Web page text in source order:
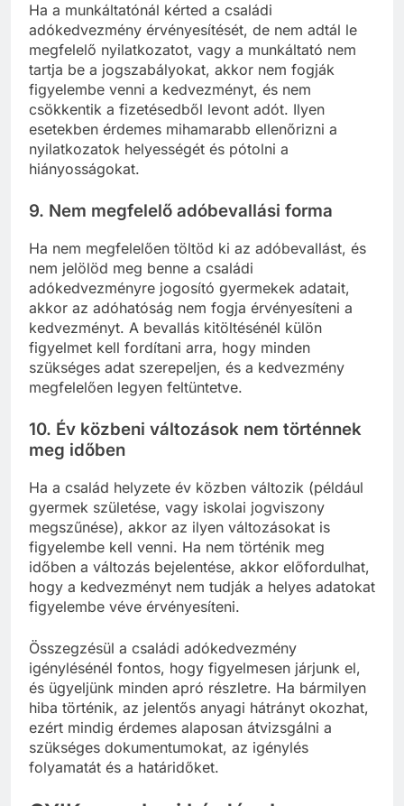
Ha a munkáltatónál kérted a családi
adókedvezmény érvényesítését, de nem adtál le
megfelelő nyilatkozatot, vagy a munkáltató nem
tartja be a jogszabályokat, akkor nem fogják
figyelembe venni a kedvezményt, és nem
csökkentik a fizetésedből levont adót. Ilyen
esetekben érdemes mihamarabb ellenőrizni a
nyilatkozatok helyességét és pótolni a
hiányosságokat.
9. Nem megfelelő adóbevallási forma
Ha nem megfelelően töltöd ki az adóbevallást, és
nem jelölöd meg benne a családi
adókedvezményre jogosító gyermekek adatait,
akkor az adóhatóság nem fogja érvényesíteni a
kedvezményt. A bevallás kitöltésénél külön
figyelmet kell fordítani arra, hogy minden
szükséges adat szerepeljen, és a kedvezmény
megfelelően legyen feltüntetve.
10. Év közbeni változások nem történnek
meg időben
Ha a család helyzete év közben változik (például
gyermek születése, vagy iskolai jogviszony
megszűnése), akkor az ilyen változásokat is
figyelembe kell venni. Ha nem történik meg
időben a változás bejelentése, akkor előfordulhat,
hogy a kedvezményt nem tudják a helyes adatokat
figyelembe véve érvényesíteni.
Összegzésül a családi adókedvezmény
igénylésénél fontos, hogy figyelmesen járjunk el,
és ügyeljünk minden apró részletre. Ha bármilyen
hiba történik, az jelentős anyagi hátrányt okozhat,
ezért mindig érdemes alaposan átvizsgálni a
szükséges dokumentumokat, az igénylés
folyamatát és a határidőket.